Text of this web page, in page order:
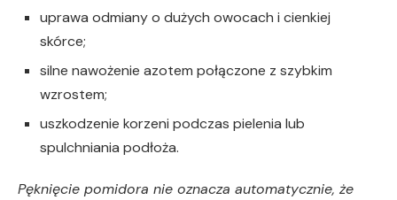
uprawa odmiany o dużych owocach i cienkiej
skórce;
silne nawożenie azotem połączone z szybkim
wzrostem;
uszkodzenie korzeni podczas pielenia lub
spulchniania podłoża.
Pęknięcie pomidora nie oznacza automatycznie, że